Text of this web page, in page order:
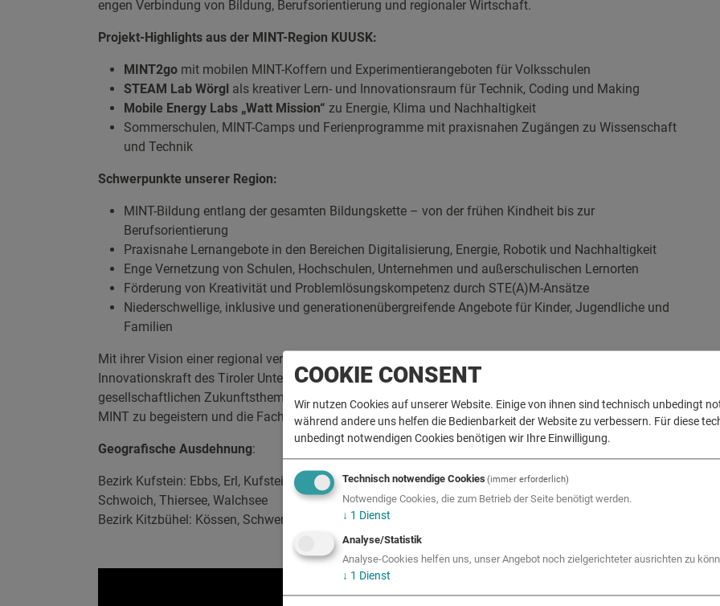
COOKIE CONSENT
Wir nutzen Cookies auf unserer Website. Einige von ihnen sind technisch unbedingt
während andere uns helfen die Bedienbarkeit der Website zu verbessern. Für diese
unbedingt notwendigen Cookies benötigen wir Ihre Einwilligung.
Technisch notwendige Cookies(immer erforderlich)
Notwendige Cookies, die zum Betrieb der Seite benötigt werden.
↓ 1 Dienst
Analyse/Statistik
Analyse-Cookies helfen uns, unser Angebot noch zielgerichteter ausrichten zu
↓ 1 Dienst
engen Verbindung von Bildung, Berufsorientierung und regionaler Wirtschaft.
Projekt-Highlights aus der MINT-Region KUUSK:
MINT2go mit mobilen MINT-Koffern und Experimentierangeboten für Volksschulen
STEAM Lab Wörgl als kreativer Lern- und Innovationsraum für Technik, Coding und Making
Mobile Energy Labs „Watt Mission“ zu Energie, Klima und Nachhaltigkeit
Sommerschulen, MINT-Camps und Ferienprogramme mit praxisnahen Zugängen zu Wissenschaft
und Technik
Schwerpunkte unserer Region:
MINT-Bildung entlang der gesamten Bildungskette – von der frühen Kindheit bis zur
Berufsorientierung
Praxisnahe Lernangebote in den Bereichen Digitalisierung, Energie, Robotik und Nachhaltigkeit
Enge Vernetzung von Schulen, Hochschulen, Unternehmen und außerschulischen Lernorten
Förderung von Kreativität und Problemlösungskompetenz durch STE(A)M-Ansätze
Niederschwellige, inklusive und generationenübergreifende Angebote für Kinder, Jugendliche und
Familien
Mit ihrer Vision einer regional vernetzten MINT-Bildungslandschaft stärkt die MINT-Region KUUSK die
Innovationskraft des Tiroler Unterlands. Durch die Verbindung von Bildung, Wirtschaft und
gesellschaftlichen Zukunftsthemen schafft sie optimale Voraussetzungen, um junge Menschen für
MINT zu begeistern und die Fachkräfte von morgen zu fördern.
Geografische Ausdehnung:
Bezirk Kufstein: Ebbs, Erl, Kufstein, Langkampfen, Niederndorf, Niederndorferberg, Rettenschöss,
Schwoich, Thiersee, Walchsee
Bezirk Kitzbühel: Kössen, Schwendt